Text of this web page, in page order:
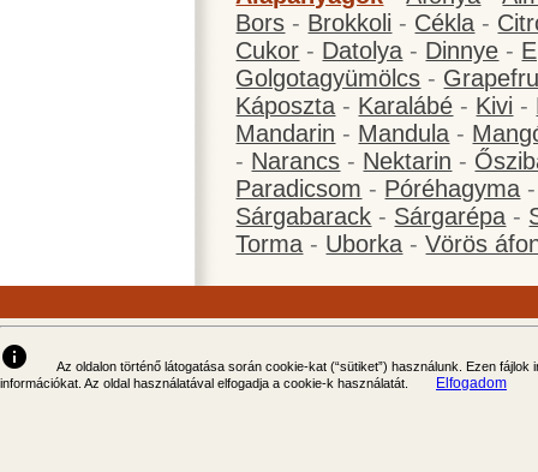
Bors - Brokkoli - Cékla -
Cukor - Datolya - Dinnye -
Golgotagyümölcs -
Káposzta - Karalábé - Kivi -
Mandarin - Mandula -
- Narancs - Nektarin -
Paradicsom - Póréhagyma
Sárgabarack - Sárgarépa -
Torma - Uborka -Vörös
info
Az oldalon történő látogatása során cookie-kat (“sütiket”) használunk. Ezen
információkat. Az oldal használatával elfogadja a cookie-k használatát.
Elfogadom